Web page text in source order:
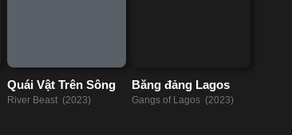
Quái Vật Trên Sông
River Beast (2023)
Băng đảng Lagos
Gangs of Lagos (2023)